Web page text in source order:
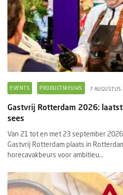
EVENTS PRODUCTNIEUWS 7
Gastvrij Rotterdam 2026:
sees
Van 21 tot en met 23 september
Gastvrij Rotterdam plaats in
horecavakbeurs voor ambitieu...